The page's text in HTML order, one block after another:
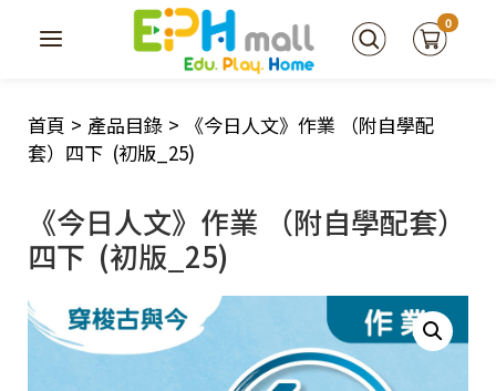
0
首頁 > 產品目錄 > 《今日人文》作業 （附自學配
套）四下 (初版_25)
《今日人文》作業 （附自學配套）
四下 (初版_25)